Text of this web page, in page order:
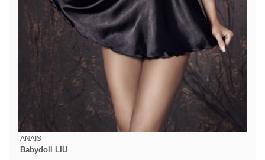
ANAIS
Babydoll LIU